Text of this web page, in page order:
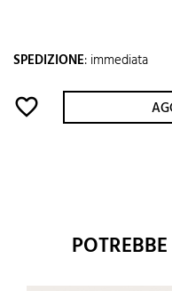
SPEDIZIONE: immediata
favorite_border